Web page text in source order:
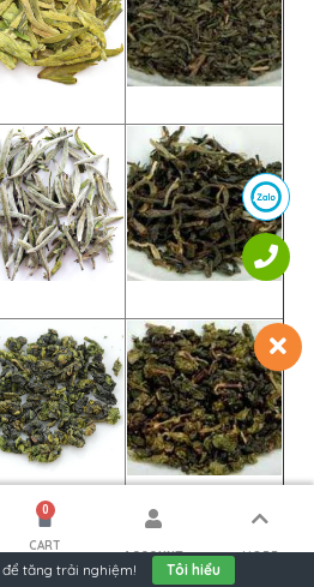
0
CART
ACCOUNT MORE
để tăng trải nghiệm! Tôi hiểu